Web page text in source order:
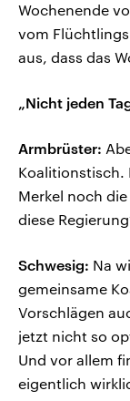
Wochenende
vom
aus, dass das
„Nicht jeden
Armbrüster:
Koalitionstisch.
Merkel noch
diese
Schwesig: Na
gemeinsame
Vorschlägen
jetzt nicht so
Und vor allem
eigentlich